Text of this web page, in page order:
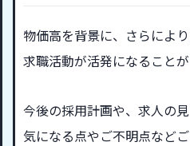
物価高を背景に、さらによ
求職活動が活発になることが
今後の採用計画や、求人の
気になる点やご不明点などご